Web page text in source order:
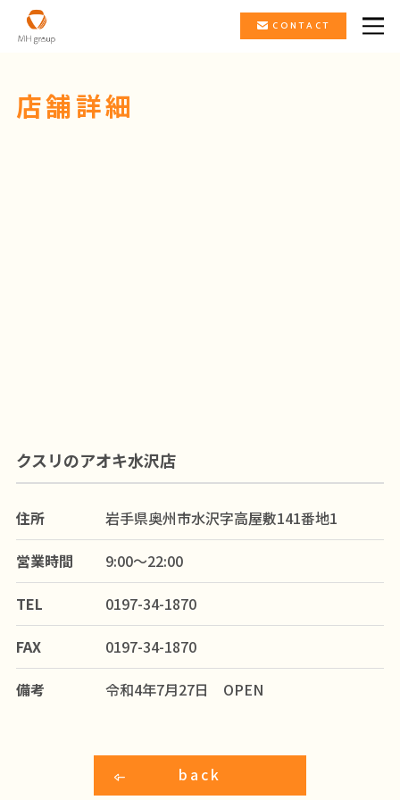
CONTACT
店舗詳細
クスリのアオキ水沢店
住所
岩手県奥州市水沢字高屋敷141番地1
営業時間
9:00～22:00
TEL
0197-34-1870
FAX
0197-34-1870
備考
令和4年7月27日 OPEN
back